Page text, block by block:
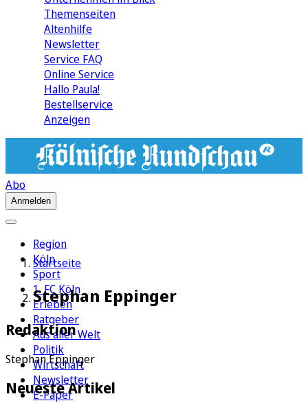
Themenseiten
Altenhilfe
Newsletter
Service FAQ
Online Service
Hallo Paula!
Bestellservice
Anzeigen
Abo
Anmelden
Region
Köln
Sport
1. FC Köln
Erleben
Ratgeber
Aus aller Welt
Politik
Wirtschaft
Newsletter
E-Paper
Startseite
Stephan Eppinger
Redaktion
Stephan Eppinger
Neueste Artikel